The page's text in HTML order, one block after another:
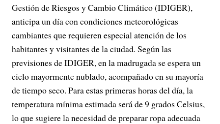
Gestión de Riesgos y Cambio Climático (IDIGER),
anticipa un día con condiciones meteorológicas
cambiantes que requieren especial atención de los
habitantes y visitantes de la ciudad. Según las
previsiones de IDIGER, en la madrugada se espera un
cielo mayormente nublado, acompañado en su mayoría
de tiempo seco. Para estas primeras horas del día, la
temperatura mínima estimada será de 9 grados Celsius,
lo que sugiere la necesidad de preparar ropa adecuada